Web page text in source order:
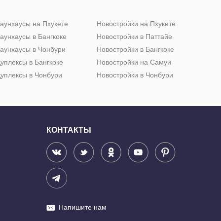
на Пхукете
в Бангкоке
в Чонбури
в Бангкоке
в Чонбури
Новостройки на Пхукете
Новостройки в Паттайе
Новостройки в Бангкоке
Новостройки на Самуи
Новостройки в Чонбури
КОНТАКТЫ
Напишите нам